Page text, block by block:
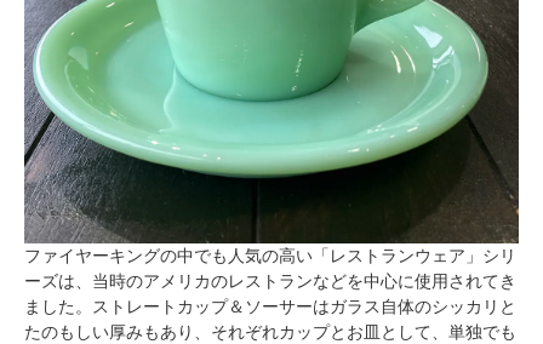
ファイヤーキングの中でも人気の高い「レストランウェア」シリ
ーズは、当時のアメリカのレストランなどを中心に使用されてき
ました。ストレートカップ＆ソーサーはガラス自体のシッカリと
たのもしい厚みもあり、それぞれカップとお皿として、単独でも